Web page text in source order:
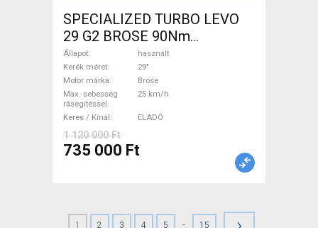
SPECIALIZED TURBO LEVO
29 G2 BROSE 90Nm
Elektromos Mountain Bike
29" össztelós / fully Brose
használt ELADÓ
Állapot
használt
Kerék méret
29"
Motor márka
Brose
Max. sebesség
rásegítéssel
25 km/h
Keres / Kínál ELADÓ
1 120 000 Ft
735 000 Ft
1 2 3 4 5 - 15